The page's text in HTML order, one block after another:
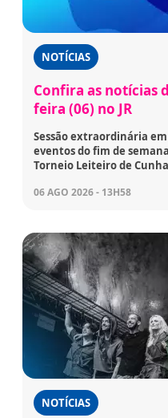
NOTÍCIAS
Confira as notícias
feira (06) no JR
Sessão extraordinária
eventos do fim de
Torneio Leiteiro de
06 AGO 2026 - 13H58
NOTÍCIAS